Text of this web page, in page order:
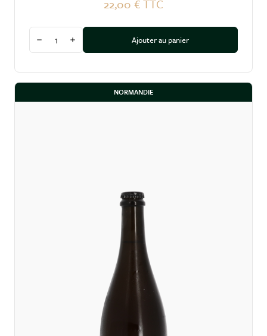
22,00 €TTC
Diminuer la quantité
Augmenter la quantitéAjouter au panier
NORMANDIE